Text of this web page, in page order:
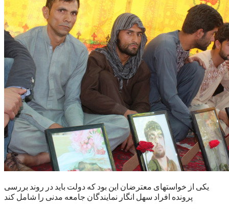
یکی از خواستهای معترضان این بود که دولت باید در روند بررسی
پرونده افراد سهل انگار نمایندگان جامعه مدنی را شامل کند